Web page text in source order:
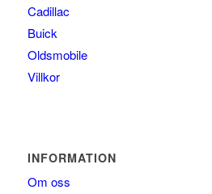
Cadillac
Buick
Oldsmobile
Villkor
INFORMATION
Om oss